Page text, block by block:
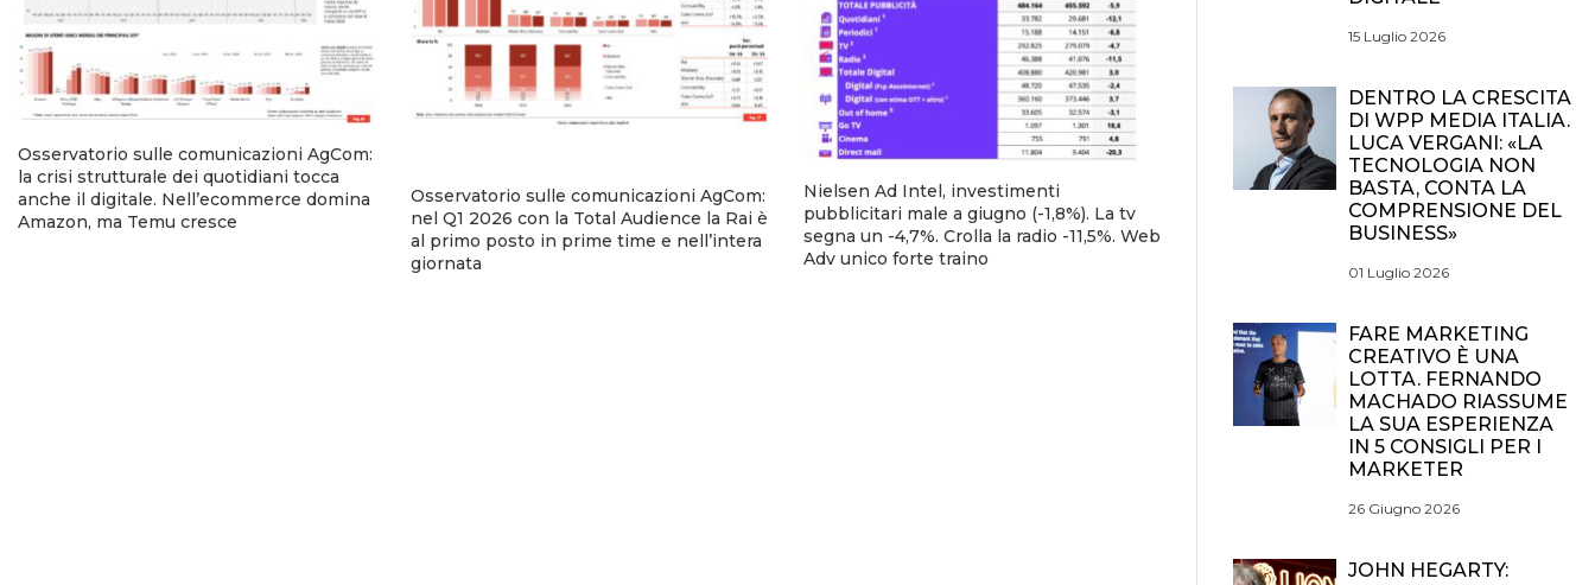
Osservatorio sulle comunicazioni AgCom:
la crisi strutturale dei quotidiani tocca
anche il digitale. Nell’ecommerce domina
Amazon, ma Temu cresce
Osservatorio sulle comunicazioni AgCom:
nel Q1 2026 con la Total Audience la Rai è
al primo posto in prime time e nell’intera
giornata
Nielsen Ad Intel, investimenti
pubblicitari male a giugno (-1,8%). La tv
segna un -4,7%. Crolla la radio -11,5%. Web
Adv unico forte traino
15 Luglio 2026
DENTRO LA CRESCITA
DI WPP MEDIA ITALIA.
LUCA VERGANI: «LA
TECNOLOGIA NON
BASTA, CONTA LA
COMPRENSIONE DEL
BUSINESS»
01 Luglio 2026
FARE MARKETING
CREATIVO È UNA
LOTTA. FERNANDO
MACHADO RIASSUME
LA SUA ESPERIENZA
IN 5 CONSIGLI PER I
MARKETER
26 Giugno 2026
JOHN HEGARTY: